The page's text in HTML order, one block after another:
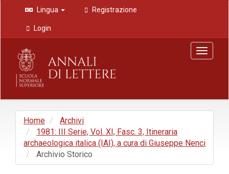
Navigazione
principale
Contenuto
principale
Barra
laterale
Lingua Registrazione
Login
Toggle
Home
Archivi
1981: III Serie, Vol. XI, Fasc. 3, Itineraria
archaeologica italica (IAI), a cura di Giuseppe Nenci
Archivio Storico